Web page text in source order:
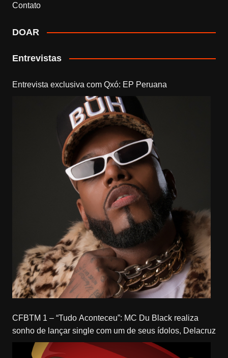
Contato
DOAR
Entrevistas
Entrevista exclusiva com Qxó: EP Peruana
CFBTM 1 – “Tudo Aconteceu”: MC Du Black realiza
sonho de lançar single com um de seus ídolos, Delacruz